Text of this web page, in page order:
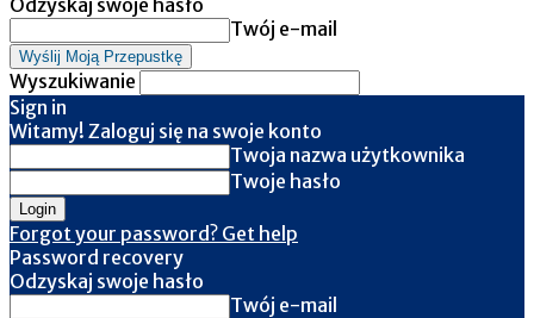
Odzyskaj swoje hasło
Twój e-mail
Wyszukiwanie
Sign in
Witamy! Zaloguj się na swoje konto
Twoja nazwa użytkownika
Twoje hasło
Forgot your password? Get help
Password recovery
Odzyskaj swoje hasło
Twój e-mail